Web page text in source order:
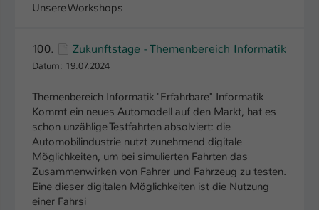
Unsere Workshops
100. Zukunftstage - Themenbereich Informatik
Datum: 19.07.2024
Themenbereich Informatik "Erfahrbare" Informatik
Kommt ein neues Automodell auf den Markt, hat es
schon unzählige Testfahrten absolviert: die
Automobilindustrie nutzt zunehmend digitale
Möglichkeiten, um bei simulierten Fahrten das
Zusammenwirken von Fahrer und Fahrzeug zu testen.
Eine dieser digitalen Möglichkeiten ist die Nutzung
einer Fahrsi